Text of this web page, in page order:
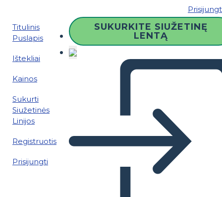
Titulinis
Puslapis
Ištekliai
Kainos
Sukurti
Siužetinės
Linijos
Registruotis
Prisijungti
SUKURKITE SIUŽETINĘ
LENTĄ